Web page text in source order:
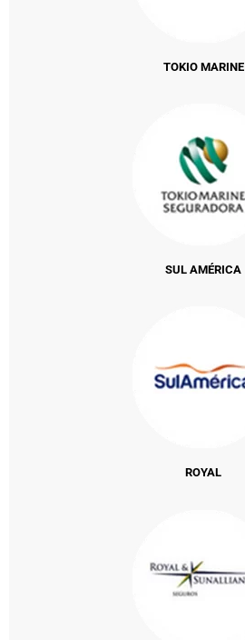
TOKIO MARINE
SUL AMÉRICA
ROYAL